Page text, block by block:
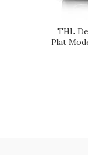
THL
Plat